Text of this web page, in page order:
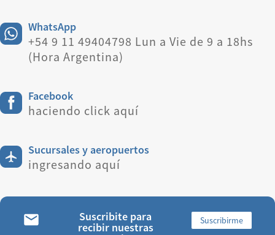
WhatsApp
+54 9 11 49404798 Lun a Vie de 9 a 18hs
(Hora Argentina)
Facebook
haciendo click aquí
Sucursales y aeropuertos
ingresando aquí
Suscribite para
recibir nuestras Suscribirme